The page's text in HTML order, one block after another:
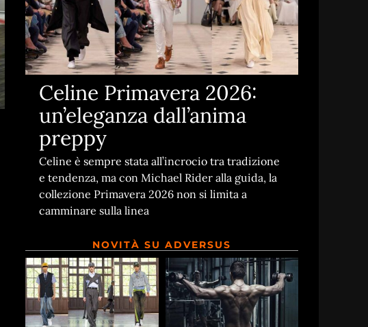
Celine Primavera 2026:
un’eleganza dall’anima
preppy
Celine è sempre stata all’incrocio tra tradizione
e tendenza, ma con Michael Rider alla guida, la
collezione Primavera 2026 non si limita a
camminare sulla linea
NOVITÀ SU ADVERSUS